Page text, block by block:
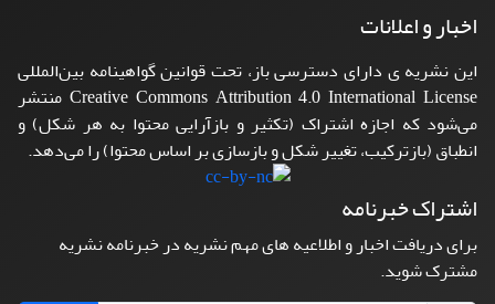
اخبار و اعلانات
این نشریه ی دارای دسترسی باز، تحت قوانین گواهینامه بین‌المللی
Creative Commons Attribution 4.0 International License منتشر
می‌شود که اجازه اشتراک (تکثیر و بازآرایی محتوا به هر شکل) و
انطباق (بازترکیب، تغییر شکل و بازسازی بر اساس محتوا) را می‌دهد.
اشتراک خبرنامه
برای دریافت اخبار و اطلاعیه های مهم نشریه در خبرنامه نشریه
مشترک شوید.